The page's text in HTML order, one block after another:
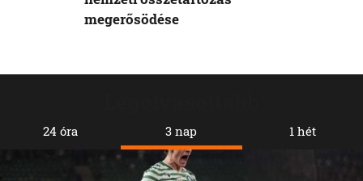
24 óra 3 nap 1 hét
megerősödése